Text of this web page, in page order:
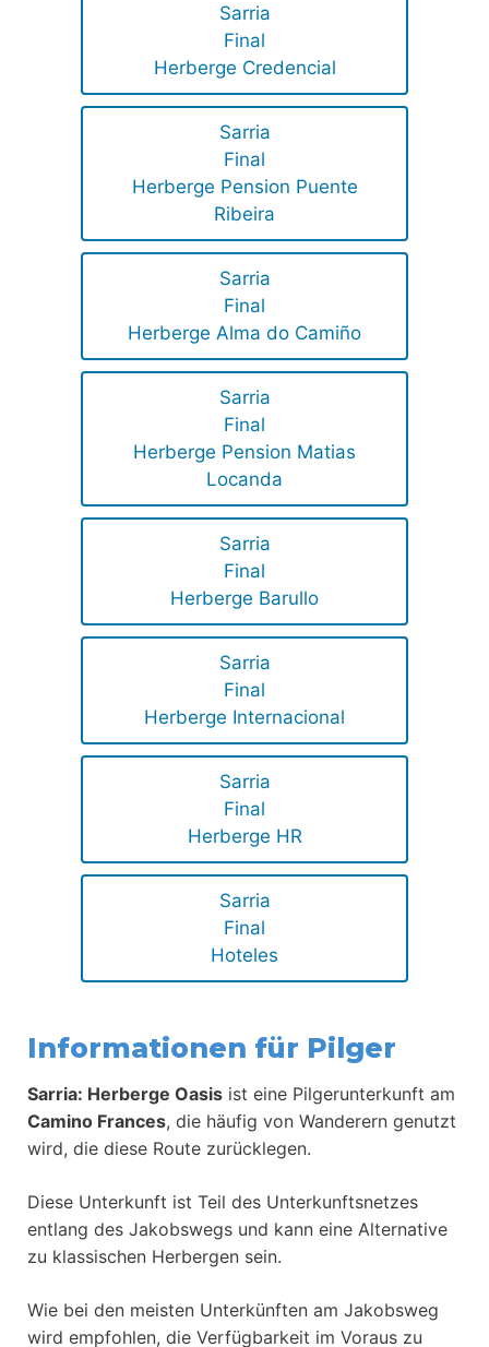
Sarria
Final
Herberge Credencial
Sarria
Final
Herberge Pension Puente
Ribeira
Sarria
Final
Herberge Alma do Camiño
Sarria
Final
Herberge Pension Matias
Locanda
Sarria
Final
Herberge Barullo
Sarria
Final
Herberge Internacional
Sarria
Final
Herberge HR
Sarria
Final
Hoteles
Informationen für Pilger
Sarria: Herberge Oasis ist eine Pilgerunterkunft am
Camino Frances, die häufig von Wanderern genutzt
wird, die diese Route zurücklegen.
Diese Unterkunft ist Teil des Unterkunftsnetzes
entlang des Jakobswegs und kann eine Alternative
zu klassischen Herbergen sein.
Wie bei den meisten Unterkünften am Jakobsweg
wird empfohlen, die Verfügbarkeit im Voraus zu